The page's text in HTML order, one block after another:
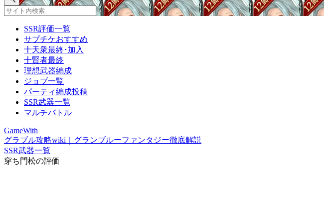
SSR評価一覧
サプチケおすすめ
十天衆最終･加入
十賢者最終
理想武器編成
ジョブ一覧
パーティ編成投稿
SSR武器一覧
マルチバトル
GameWith
グラブル攻略wiki｜グランブルーファンタジー徹底解説
SSR武器一覧
穿ち門松の評価